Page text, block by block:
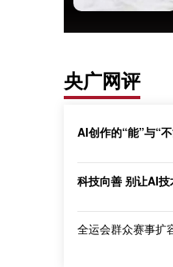
央广网评
AI创作的“能”与“
科技向善 别让AI
全运会群众赛事扩